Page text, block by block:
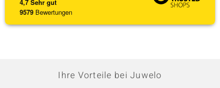
4,7 Sehr gut
9579 Bewertungen
Ihre Vorteile bei Juwelo